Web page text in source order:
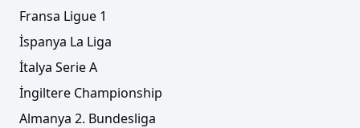
Fransa Ligue 1
İspanya La Liga
İtalya Serie A
İngiltere Championship
Almanya 2. Bundesliga